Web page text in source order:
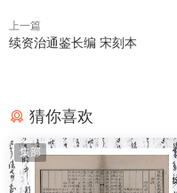
上一篇
续资治通鉴长编 宋刻本
猜你喜欢
集部